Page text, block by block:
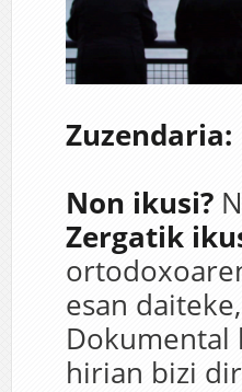
Zuzendaria:
Non ikusi?
Zergatik
esan daiteke,
Dokumental
hirian bizi